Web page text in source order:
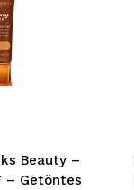
Beauty –
– Getöntes